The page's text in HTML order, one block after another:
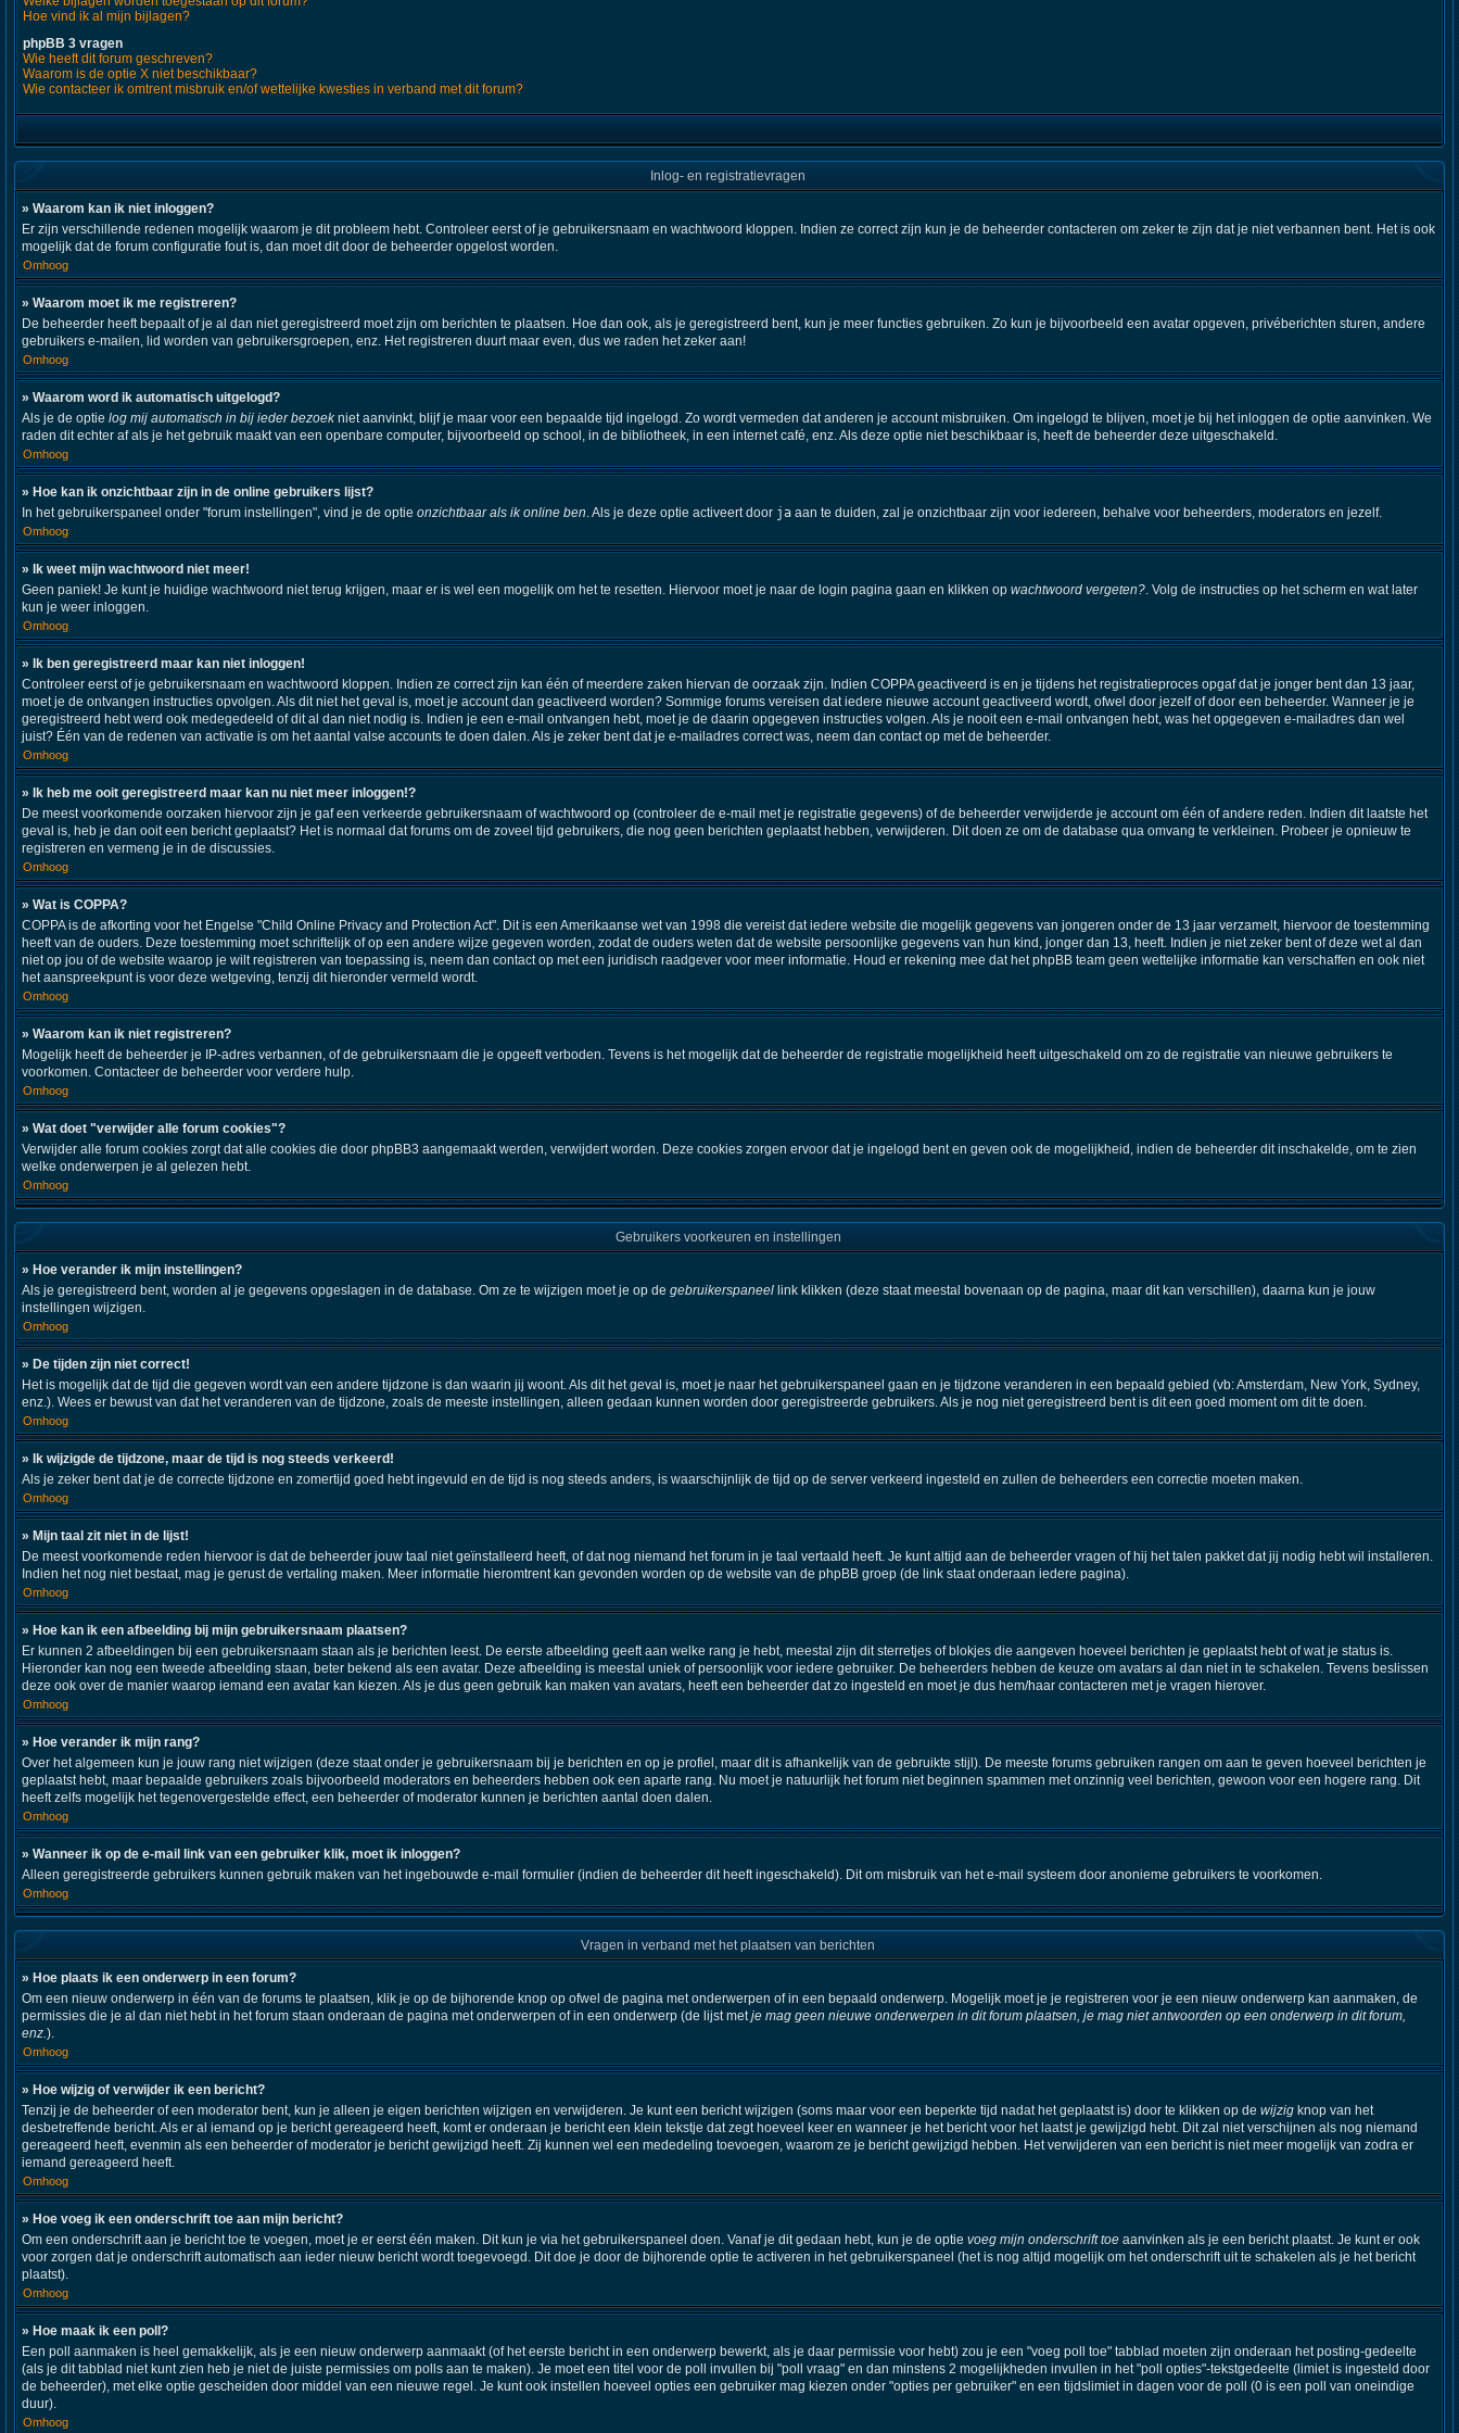
Hoe vind ik al mijn bijlagen?
phpBB 3 vragen
Wie heeft dit forum geschreven?
Waarom is de optie X niet beschikbaar?
Wie contacteer ik omtrent misbruik en/of wettelijke kwesties in verband met dit forum?
Inlog- en registratievragen
» Waarom kan ik niet inloggen?
Er zijn verschillende redenen mogelijk waarom je dit probleem hebt. Controleer eerst of je gebruikersnaam en wachtwoord kloppen. Indien ze correct zijn kun je de beheerder contacteren om zeker te zijn dat je niet verbannen bent. Het is ook
mogelijk dat de forum configuratie fout is, dan moet dit door de beheerder opgelost worden.
Omhoog
» Waarom moet ik me registreren?
De beheerder heeft bepaalt of je al dan niet geregistreerd moet zijn om berichten te plaatsen. Hoe dan ook, als je geregistreerd bent, kun je meer functies gebruiken. Zo kun je bijvoorbeeld een avatar opgeven, privéberichten sturen, andere
gebruikers e-mailen, lid worden van gebruikersgroepen, enz. Het registreren duurt maar even, dus we raden het zeker aan!
Omhoog
» Waarom word ik automatisch uitgelogd?
Als je de optie log mij automatisch in bij ieder bezoekniet aanvinkt, blijf je maar voor een bepaalde tijd ingelogd. Zo wordt vermeden dat anderen je account misbruiken. Om ingelogd te blijven, moet je bij het inloggen de optie aanvinken. We
raden dit echter af als je het gebruik maakt van een openbare computer, bijvoorbeeld op school, in de bibliotheek, in een internet café, enz. Als deze optie niet beschikbaar is, heeft de beheerder deze uitgeschakeld.
Omhoog
» Hoe kan ik onzichtbaar zijn in de online gebruikers lijst?
In het gebruikerspaneel onder "forum instellingen", vind je de optie onzichtbaar als ik online ben. Als je deze optie activeert door ja aan te duiden, zal je onzichtbaar zijn voor iedereen, behalve voor beheerders, moderators en jezelf.
Omhoog
» Ik weet mijn wachtwoord niet meer!
Geen paniek! Je kunt je huidige wachtwoord niet terug krijgen, maar er is wel een mogelijk om het te resetten. Hiervoor moet je naar de login pagina gaan en klikken op wachtwoord vergeten?. Volg de instructies op het scherm en wat later
kun je weer inloggen.
Omhoog
» Ik ben geregistreerd maar kan niet inloggen!
Controleer eerst of je gebruikersnaam en wachtwoord kloppen. Indien ze correct zijn kan één of meerdere zaken hiervan de oorzaak zijn. Indien COPPA geactiveerd is en je tijdens het registratieproces opgaf dat je jonger bent dan 13 jaar,
moet je de ontvangen instructies opvolgen. Als dit niet het geval is, moet je account dan geactiveerd worden? Sommige forums vereisen dat iedere nieuwe account geactiveerd wordt, ofwel door jezelf of door een beheerder. Wanneer je je
geregistreerd hebt werd ook medegedeeld of dit al dan niet nodig is. Indien je een e-mail ontvangen hebt, moet je de daarin opgegeven instructies volgen. Als je nooit een e-mail ontvangen hebt, was het opgegeven e-mailadres dan wel
juist? Één van de redenen van activatie is om het aantal valse accounts te doen dalen. Als je zeker bent dat je e-mailadres correct was, neem dan contact op met de beheerder.
Omhoog
» Ik heb me ooit geregistreerd maar kan nu niet meer inloggen!?
De meest voorkomende oorzaken hiervoor zijn je gaf een verkeerde gebruikersnaam of wachtwoord op (controleer de e-mail met je registratie gegevens) of de beheerder verwijderde je account om één of andere reden. Indien dit laatste het
geval is, heb je dan ooit een bericht geplaatst? Het is normaal dat forums om de zoveel tijd gebruikers, die nog geen berichten geplaatst hebben, verwijderen. Dit doen ze om de database qua omvang te verkleinen. Probeer je opnieuw te
registreren en vermeng je in de discussies.
Omhoog
» Wat is COPPA?
COPPA is de afkorting voor het Engelse "Child Online Privacy and Protection Act". Dit is een Amerikaanse wet van 1998 die vereist dat iedere website die mogelijk gegevens van jongeren onder de 13 jaar verzamelt, hiervoor de toestemming
heeft van de ouders. Deze toestemming moet schriftelijk of op een andere wijze gegeven worden, zodat de ouders weten dat de website persoonlijke gegevens van hun kind, jonger dan 13, heeft. Indien je niet zeker bent of deze wet al dan
niet op jou of de website waarop je wilt registreren van toepassing is, neem dan contact op met een juridisch raadgever voor meer informatie. Houd er rekening mee dat het phpBB team geen wettelijke informatie kan verschaffen en ook niet
het aanspreekpunt is voor deze wetgeving, tenzij dit hieronder vermeld wordt.
Omhoog
» Waarom kan ik niet registreren?
Mogelijk heeft de beheerder je IP-adres verbannen, of de gebruikersnaam die je opgeeft verboden. Tevens is het mogelijk dat de beheerder de registratie mogelijkheid heeft uitgeschakeld om zo de registratie van nieuwe gebruikers te
voorkomen. Contacteer de beheerder voor verdere hulp.
Omhoog
» Wat doet "verwijder alle forum cookies"?
Verwijder alle forum cookies zorgt dat alle cookies die door phpBB3 aangemaakt werden, verwijdert worden. Deze cookies zorgen ervoor dat je ingelogd bent en geven ook de mogelijkheid, indien de beheerder dit inschakelde, om te zien
welke onderwerpen je al gelezen hebt.
Omhoog
Gebruikers voorkeuren en instellingen
» Hoe verander ik mijn instellingen?
Als je geregistreerd bent, worden al je gegevens opgeslagen in de database. Om ze te wijzigen moet je op de gebruikerspaneel link klikken (deze staat meestal bovenaan op de pagina, maar dit kan verschillen), daarna kun je jouw
instellingen wijzigen.
Omhoog
» De tijden zijn niet correct!
Het is mogelijk dat de tijd die gegeven wordt van een andere tijdzone is dan waarin jij woont. Als dit het geval is, moet je naar het gebruikerspaneel gaan en je tijdzone veranderen in een bepaald gebied (vb: Amsterdam, New York, Sydney,
enz.). Wees er bewust van dat het veranderen van de tijdzone, zoals de meeste instellingen, alleen gedaan kunnen worden door geregistreerde gebruikers. Als je nog niet geregistreerd bent is dit een goed moment om dit te doen.
Omhoog
» Ik wijzigde de tijdzone, maar de tijd is nog steeds verkeerd!
Als je zeker bent dat je de correcte tijdzone en zomertijd goed hebt ingevuld en de tijd is nog steeds anders, is waarschijnlijk de tijd op de server verkeerd ingesteld en zullen de beheerders een correctie moeten maken.
Omhoog
» Mijn taal zit niet in de lijst!
De meest voorkomende reden hiervoor is dat de beheerder jouw taal niet geïnstalleerd heeft, of dat nog niemand het forum in je taal vertaald heeft. Je kunt altijd aan de beheerder vragen of hij het talen pakket dat jij nodig hebt wil installeren.
Indien het nog niet bestaat, mag je gerust de vertaling maken. Meer informatie hieromtrent kan gevonden worden op de website van de phpBB groep (de link staat onderaan iedere pagina).
Omhoog
» Hoe kan ik een afbeelding bij mijn gebruikersnaam plaatsen?
Er kunnen 2 afbeeldingen bij een gebruikersnaam staan als je berichten leest. De eerste afbeelding geeft aan welke rang je hebt, meestal zijn dit sterretjes of blokjes die aangeven hoeveel berichten je geplaatst hebt of wat je status is.
Hieronder kan nog een tweede afbeelding staan, beter bekend als een avatar. Deze afbeelding is meestal uniek of persoonlijk voor iedere gebruiker. De beheerders hebben de keuze om avatars al dan niet in te schakelen. Tevens beslissen
deze ook over de manier waarop iemand een avatar kan kiezen. Als je dus geen gebruik kan maken van avatars, heeft een beheerder dat zo ingesteld en moet je dus hem/haar contacteren met je vragen hierover.
Omhoog
» Hoe verander ik mijn rang?
Over het algemeen kun je jouw rang niet wijzigen (deze staat onder je gebruikersnaam bij je berichten en op je profiel, maar dit is afhankelijk van de gebruikte stijl). De meeste forums gebruiken rangen om aan te geven hoeveel berichten je
geplaatst hebt, maar bepaalde gebruikers zoals bijvoorbeeld moderators en beheerders hebben ook een aparte rang. Nu moet je natuurlijk het forum niet beginnen spammen met onzinnig veel berichten, gewoon voor een hogere rang. Dit
heeft zelfs mogelijk het tegenovergestelde effect, een beheerder of moderator kunnen je berichten aantal doen dalen.
Omhoog
» Wanneer ik op de e-mail link van een gebruiker klik, moet ik inloggen?
Alleen geregistreerde gebruikers kunnen gebruik maken van het ingebouwde e-mail formulier (indien de beheerder dit heeft ingeschakeld). Dit om misbruik van het e-mail systeem door anonieme gebruikers te voorkomen.
Omhoog
Vragen in verband met het plaatsen van berichten
» Hoe plaats ik een onderwerp in een forum?
Om een nieuw onderwerp in één van de forums te plaatsen, klik je op de bijhorende knop op ofwel de pagina met onderwerpen of in een bepaald onderwerp. Mogelijk moet je je registreren voor je een nieuw onderwerp kan aanmaken, de
permissies die je al dan niet hebt in het forum staan onderaan de pagina met onderwerpen of in een onderwerp (de lijst metje mag geen nieuwe onderwerpen in dit forum plaatsen, je mag niet antwoorden op een onderwerp in dit forum,
enz.).
Omhoog
» Hoe wijzig of verwijder ik een bericht?
Tenzij je de beheerder of een moderator bent, kun je alleen je eigen berichten wijzigen en verwijderen. Je kunt een bericht wijzigen (soms maar voor een beperkte tijd nadat het geplaatst is) door te klikken op de wijzig knop van het
desbetreffende bericht. Als er al iemand op je bericht gereageerd heeft, komt er onderaan je bericht een klein tekstje dat zegt hoeveel keer en wanneer je het bericht voor het laatst je gewijzigd hebt. Dit zal niet verschijnen als nog niemand
gereageerd heeft, evenmin als een beheerder of moderator je bericht gewijzigd heeft. Zij kunnen wel een mededeling toevoegen, waarom ze je bericht gewijzigd hebben. Het verwijderen van een bericht is niet meer mogelijk van zodra er
iemand gereageerd heeft.
Omhoog
» Hoe voeg ik een onderschrift toe aan mijn bericht?
Om een onderschrift aan je bericht toe te voegen, moet je er eerst één maken. Dit kun je via het gebruikerspaneel doen. Vanaf je dit gedaan hebt, kun je de optie voeg mijn onderschrift toe aanvinken als je een bericht plaatst. Je kunt er ook
voor zorgen dat je onderschrift automatisch aan ieder nieuw bericht wordt toegevoegd. Dit doe je door de bijhorende optie te activeren in het gebruikerspaneel (het is nog altijd mogelijk om het onderschrift uit te schakelen als je het bericht
plaatst).
Omhoog
» Hoe maak ik een poll?
Een poll aanmaken is heel gemakkelijk, als je een nieuw onderwerp aanmaakt (of het eerste bericht in een onderwerp bewerkt, als je daar permissie voor hebt) zou je een "voeg poll toe" tabblad moeten zijn onderaan het posting-gedeelte
(als je dit tabblad niet kunt zien heb je niet de juiste permissies om polls aan te maken). Je moet een titel voor de poll invullen bij "poll vraag" en dan minstens 2 mogelijkheden invullen in het "poll opties"-tekstgedeelte (limiet is ingesteld door
de beheerder), met elke optie gescheiden door middel van een nieuwe regel. Je kunt ook instellen hoeveel opties een gebruiker mag kiezen onder "opties per gebruiker" en een tijdslimiet in dagen voor de poll (0 is een poll van oneindige
duur).
Omhoog